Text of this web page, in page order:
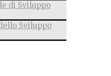
di Sviluppo
Sviluppo